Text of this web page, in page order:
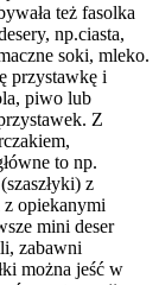
też fasolka
np.ciasta,
soki, mleko.
przystawkę i
piwo lub
Z
to np.
z
opiekanymi
mini deser
zabawni
można jeść w